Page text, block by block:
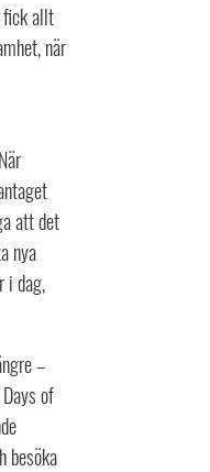
fick allt
när
att det
nya
i dag,
–
of
besöka